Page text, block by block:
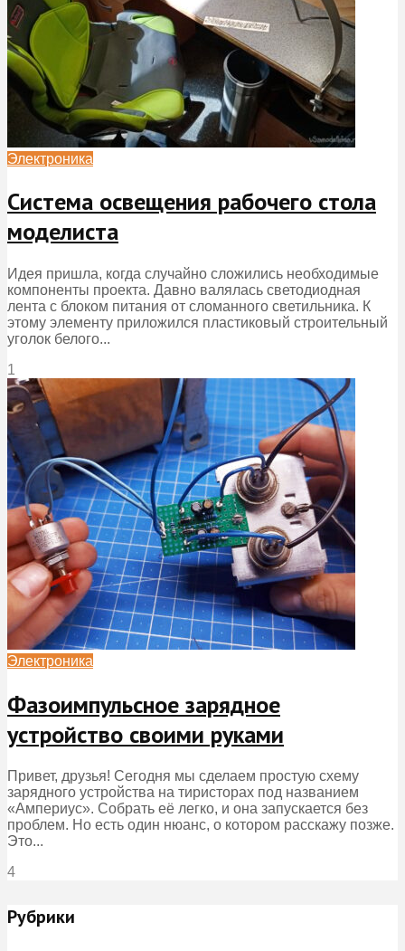
Электроника
Система освещения рабочего стола
моделиста
Идея пришла, когда случайно сложились необходимые
компоненты проекта. Давно валялась светодиодная
лента с блоком питания от сломанного светильника. К
этому элементу приложился пластиковый строительный
уголок белого...
1
Электроника
Фазоимпульсное зарядное
устройство своими руками
Привет, друзья! Сегодня мы сделаем простую схему
зарядного устройства на тиристорах под названием
«Ампериус». Собрать её легко, и она запускается без
проблем. Но есть один нюанс, о котором расскажу позже.
Это...
4
Рубрики